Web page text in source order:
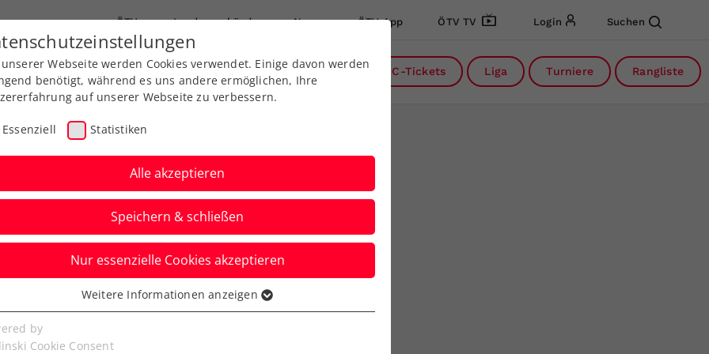
ÖTV Landesverbände News ÖTV App ÖTV TV Login Suchen
Ausbildung Services Über uns DC-Tickets Liga Turniere Rangliste
und Jungstar
um zweiten Linz-
Webseite werden Cookies verwendet. Einige davon werden
benötigt, während es uns andere ermöglichen, Ihre
auf unserer Webseite zu verbessern.
Essenziell Statistiken
Alle akzeptieren
Speichern & schließen
Nur essenzielle Cookies akzeptieren
Cookies werden für grundlegende Funktionen der
benötigt. Dadurch ist gewährleistet, dass die Webseite
Weitere Informationen anzeigen
by
Cookie Consent